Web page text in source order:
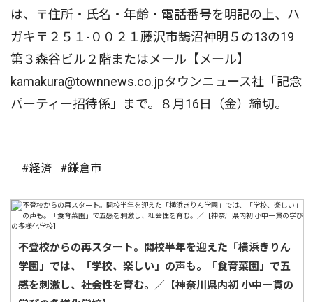
は、〒住所・氏名・年齢・電話番号を明記の上、ハ
ガキ〒２５１-００２１藤沢市鵠沼神明５の13の19
第３森谷ビル２階またはメール【メール】
kamakura@townnews.co.jpタウンニュース社「記念
パーティー招待係」まで。８月16日（金）締切。
#経済 #鎌倉市
不登校からの再スタート。開校半年を迎えた「横浜きりん
学園」では、「学校、楽しい」の声も。「食育菜園」で五
感を刺激し、社会性を育む。／【神奈川県内初 小中一貫の